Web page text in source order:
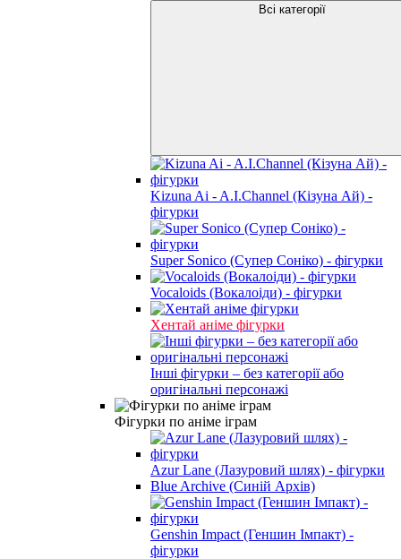
Всі категорії
Kizuna Ai - A.I.Channel (Кізуна Ай) -
фігурки
Super Sonico (Супер Соніко) - фігурки
Vocaloids (Вокалоіди) - фігурки
Хентай аніме фігурки
Інші фігурки – без категорії або
оригінальні персонажі
Фігурки по аніме іграм
Azur Lane (Лазуровий шлях) - фігурки
Blue Archive (Синій Архів)
Genshin Impact (Геншин Імпакт) -
фігурки